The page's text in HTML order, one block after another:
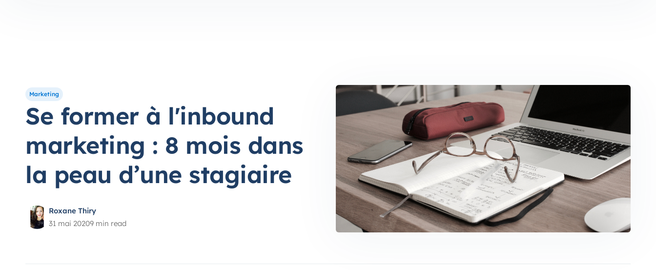
Marketing
Se former à l'inbound
marketing : 8 mois dans
la peau d’une stagiaire
Roxane Thiry
31 mai 20209 min read